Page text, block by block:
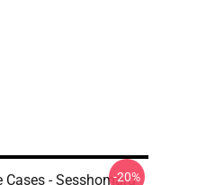
Cases - Sesshomaru
-20%